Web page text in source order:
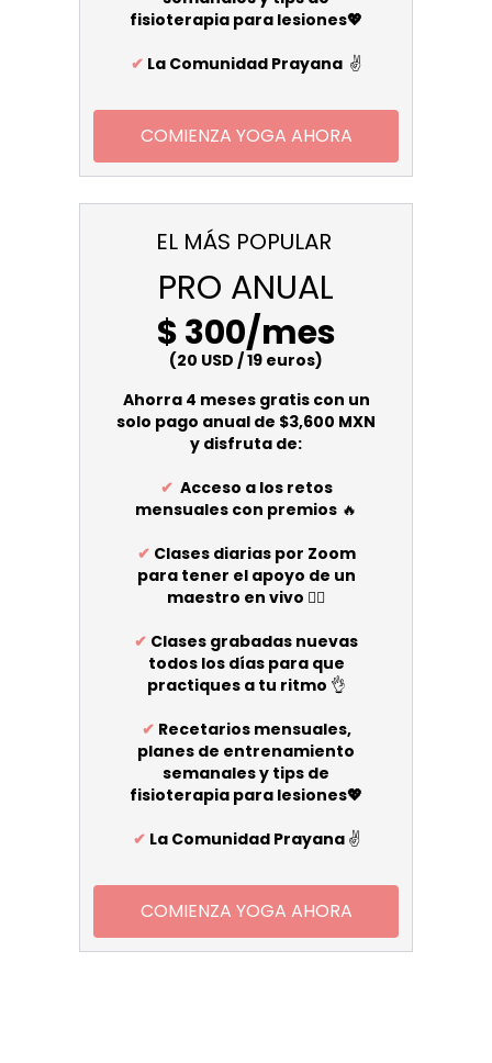
fisioterapia para lesiones💖
✔ La Comunidad Prayana ✌️
COMIENZA YOGA AHORA
EL MÁS POPULAR
PRO ANUAL
$ 300/mes
(20 USD / 19 euros)
Ahorra 4 meses gratis con un
solo pago anual de $3,600 MXN
y disfruta de:
✔ Acceso a los retos
mensuales con premios 🔥
✔ Clases diarias por Zoom
para tener el apoyo de un
maestro en vivo 🧘‍♀️
✔ Clases grabadas nuevas
todos los días para que
practiques a tu ritmo 👌
✔ Recetarios mensuales,
planes de entrenamiento
semanales y tips de
fisioterapia para lesiones💖
✔ La Comunidad Prayana ✌️
COMIENZA YOGA AHORA